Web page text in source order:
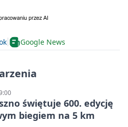
Google News
świętuje 600. edycję
biegiem na 5 km